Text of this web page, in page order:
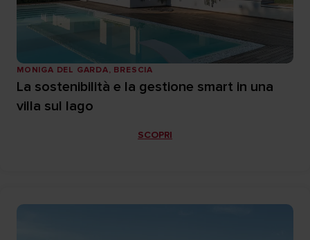
MONIGA DEL GARDA, BRESCIA
La sostenibilità e la gestione smart in una
villa sul lago
SCOPRI